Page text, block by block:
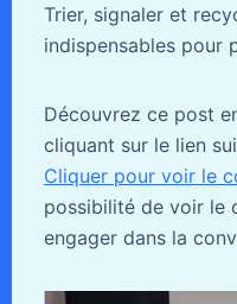
Trier, signaler et
indispensables pour
Découvrez ce post
cliquant sur le lien
Cliquer pour voir le
possibilité de voir le
engager dans la